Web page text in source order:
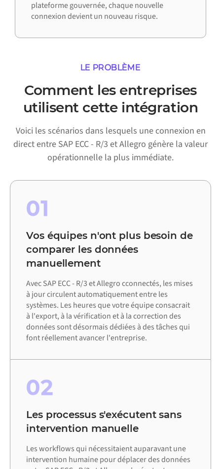
plateforme gouvernée, chaque nouvelle
connexion devient un nouveau risque.
LE PROBLÈME
Comment les entreprises
utilisent cette intégration
Voici les scénarios dans lesquels une connexion en
direct entre SAP ECC - R/3 et Allegro génère la valeur
opérationnelle la plus immédiate.
01
Vos équipes n'ont plus besoin de
comparer les données
manuellement
Avec SAP ECC - R/3 et Allegro cconnectés, les mises
à jour circulent automatiquement entre les
systèmes. Les heures que votre équipe consacrait
à l'export, à la vérification et à la correction des
données sont désormais dédiées à des tâches qui
font réellement avancer l'entreprise.
02
Les processus s'exécutent sans
intervention manuelle
Les workflows qui nécessitaient auparavant une
intervention humaine pour déplacer des données